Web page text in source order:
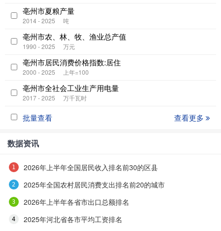
亳州市夏粮产量
2014 - 2025 吨
亳州市农、林、牧、渔业总产值
1990 - 2025 万元
亳州市居民消费价格指数:居住
2000 - 2025 上年=100
亳州市全社会工业生产用电量
2017 - 2025 万千瓦时
批量查看 查看更多
数据资讯
2026年上半年全国居民收入排名前30的区县
2025年全国农村居民消费支出排名前20的城市
2026年上半年各省市出口总额排名
2025年河北省各市平均工资排名